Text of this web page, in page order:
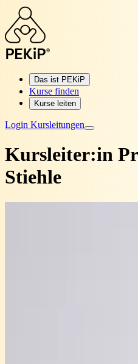
Das ist PEKiP
Kurse finden
Kurse leiten
Login Kursleitungen
Kursleiter:in
Stiehle